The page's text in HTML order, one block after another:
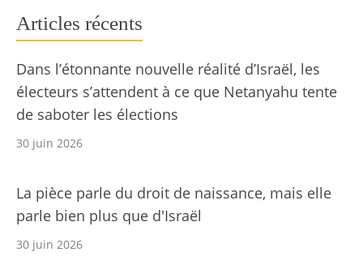
Articles récents
Dans l’étonnante nouvelle réalité d’Israël, les
électeurs s’attendent à ce que Netanyahu tente
de saboter les élections
30 juin 2026
La pièce parle du droit de naissance, mais elle
parle bien plus que d'Israël
30 juin 2026